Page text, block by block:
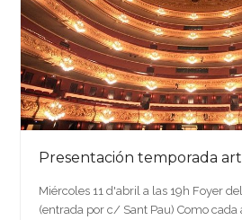
Presentación temporada
Miércoles 11 d'abril a las 19h Foyer
(entrada por c/ Sant Pau) Como cada